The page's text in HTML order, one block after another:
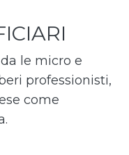
le micro e
professionisti,
come